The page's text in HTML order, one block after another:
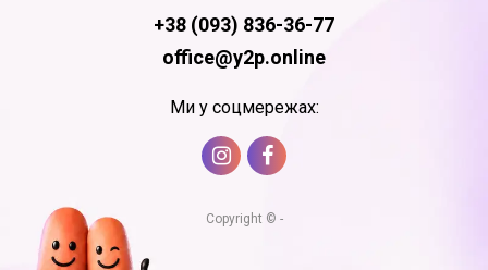
+38 (093) 836-36-77
office@y2p.online
Ми у соцмережах:
Copyright © -